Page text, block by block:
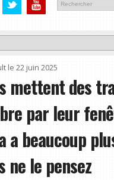
le 22 juin 2025
mettent des
par leur
a beaucoup
ne le pensez